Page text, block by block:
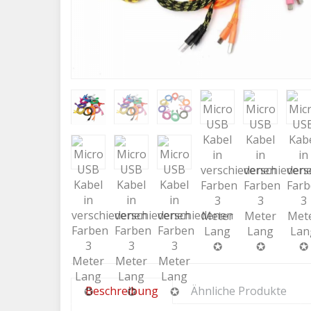
Beschreibung Ähnliche Produkte